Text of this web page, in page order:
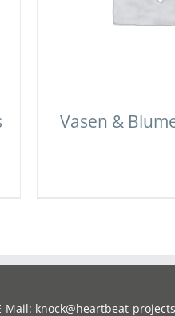
Vasen &
Mail: knock@heartbeat-